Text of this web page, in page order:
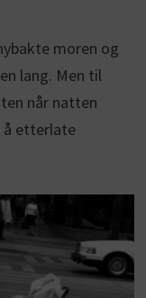
moren og
lang. Men til
når natten
å etterlate